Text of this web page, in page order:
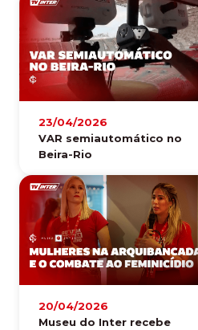
23/04/2026
VAR semiautomático no
Beira-Rio
20/04/2026
Museu do Inter recebe